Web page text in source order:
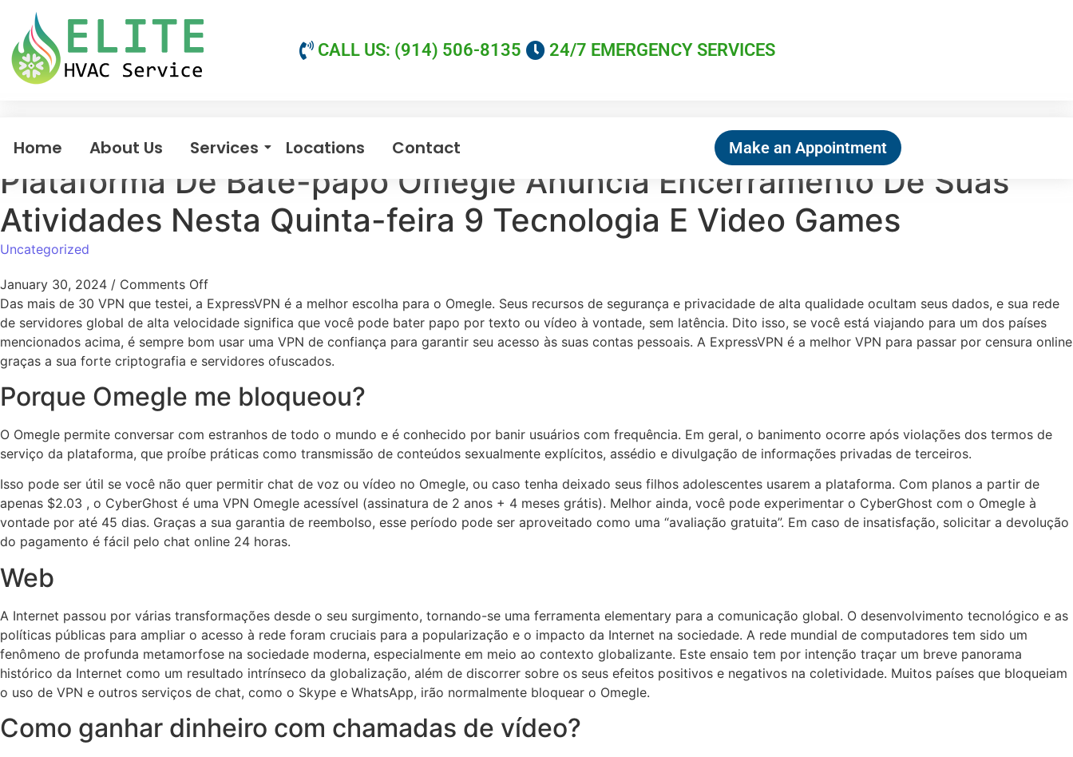
CALL US: (914) 506-8135 24/7 EMERGENCY SERVICES
Home About Us Services Locations Contact Make an Appointment
Plataforma De Bate-papo Omegle Anuncia Encerramento De Suas
Atividades Nesta Quinta-feira 9 Tecnologia E Video Games
Uncategorized
January 30, 2024 / Comments Off
Das mais de 30 VPN que testei, a ExpressVPN é a melhor escolha para o Omegle. Seus recursos de segurança e privacidade de alta qualidade ocultam seus dados, e sua rede
de servidores global de alta velocidade significa que você pode bater papo por texto ou vídeo à vontade, sem latência. Dito isso, se você está viajando para um dos países
mencionados acima, é sempre bom usar uma VPN de confiança para garantir seu acesso às suas contas pessoais. A ExpressVPN é a melhor VPN para passar por censura online
graças a sua forte criptografia e servidores ofuscados.
Porque Omegle me bloqueou?
O Omegle permite conversar com estranhos de todo o mundo e é conhecido por banir usuários com frequência. Em geral, o banimento ocorre após violações dos termos de
serviço da plataforma, que proíbe práticas como transmissão de conteúdos sexualmente explícitos, assédio e divulgação de informações privadas de terceiros.
Isso pode ser útil se você não quer permitir chat de voz ou vídeo no Omegle, ou caso tenha deixado seus filhos adolescentes usarem a plataforma. Com planos a partir de
apenas $2.03 , o CyberGhost é uma VPN Omegle acessível (assinatura de 2 anos + 4 meses grátis). Melhor ainda, você pode experimentar o CyberGhost com o Omegle à
vontade por até 45 dias. Graças a sua garantia de reembolso, esse período pode ser aproveitado como uma “avaliação gratuita”. Em caso de insatisfação, solicitar a devolução
do pagamento é fácil pelo chat online 24 horas.
Web
A Internet passou por várias transformações desde o seu surgimento, tornando-se uma ferramenta elementary para a comunicação global. O desenvolvimento tecnológico e as
políticas públicas para ampliar o acesso à rede foram cruciais para a popularização e o impacto da Internet na sociedade. A rede mundial de computadores tem sido um
fenômeno de profunda metamorfose na sociedade moderna, especialmente em meio ao contexto globalizante. Este ensaio tem por intenção traçar um breve panorama
histórico da Internet como um resultado intrínseco da globalização, além de discorrer sobre os seus efeitos positivos e negativos na coletividade. Muitos países que bloqueiam
o uso de VPN e outros serviços de chat, como o Skype e WhatsApp, irão normalmente bloquear o Omegle.
Como ganhar dinheiro com chamadas de vídeo?